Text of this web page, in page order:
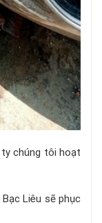
ty chúng tôi hoạt
Liêu sẽ phục